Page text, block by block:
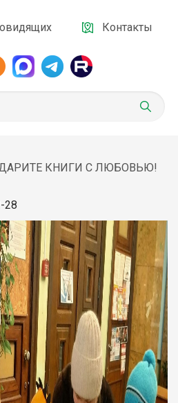
Контакты
КНИГИ С ЛЮБОВЬЮ!
28